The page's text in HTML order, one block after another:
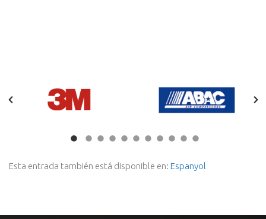
Esta entrada también está disponible en: Espanyol